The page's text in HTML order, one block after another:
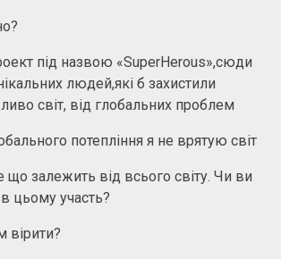
під назвою «SuperHerous»,сюди
людей,які б захистили
світ, від глобальних проблем
потепління я не врятую світ
що залежить від всього світу. Чи ви
цьому участь?